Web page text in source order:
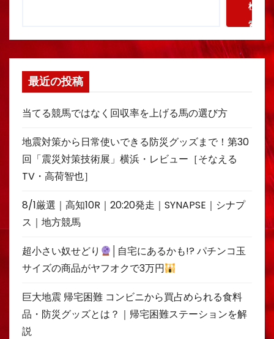
検
索
最近の投稿
当てる競馬ではなく回収率を上げる馬の選び方
地震対策から日常使いできる防災グッズまで！第30
回「震災対策技術展」横浜・レビュー［そなえる
TV・高荷智也］
8/1厳選｜高知10R｜20:20発走｜SYNAPSE｜シナプ
ス｜地方競馬
超小さい奴せどり
│自宅にあるかも!? パチンコ玉
サイズの商品がヤフオクで3万円
巨大地震 帰宅困難 コンビニから買占められる食料
品・防災グッズとは？｜帰宅困難ステーションを解
説